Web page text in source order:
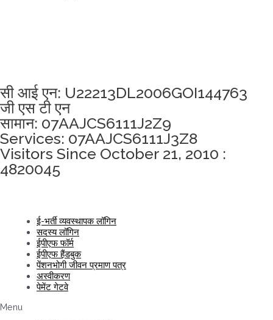
सी आई एन: U22213DL2006GOI144763
जी एस टी एन
सामान: 07AAJCS6111J2Z9
Services: 07AAJCS6111J3Z8
Visitors Since October 21, 2010 :
4820045
ई-भर्ती व्यवस्थापक लॉगिन
सदस्य लॉगिन
ईपीएफ फॉर्म
ईपीएफ हैंडबुक
पेंशनभोगी जीवन प्रमाण पत्र
अस्वीकरण
पेमेंट गेटवे
Menu